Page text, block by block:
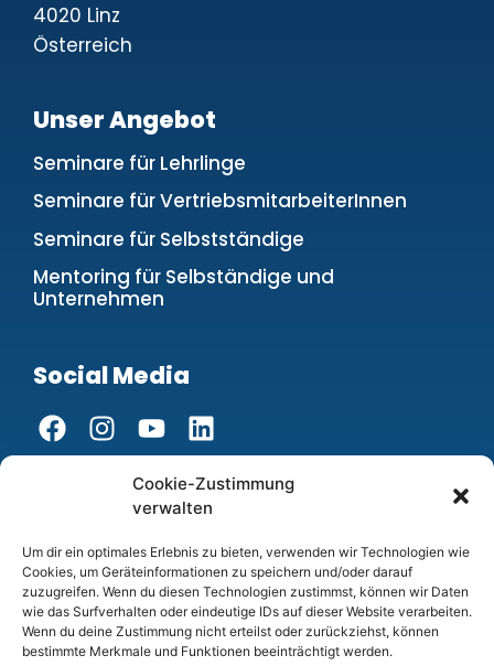
Cookie-Zustimmung
verwalten
Um dir ein optimales Erlebnis zu bieten, verwenden wir Technologien wie
Cookies, um Geräteinformationen zu speichern und/oder darauf
zuzugreifen. Wenn du diesen Technologien zustimmst, können wir Daten
wie das Surfverhalten oder eindeutige IDs auf dieser Website verarbeiten.
Wenn du deine Zustimmung nicht erteilst oder zurückziehst, können
bestimmte Merkmale und Funktionen beeinträchtigt werden.
Über uns
Wir bilden Lehrlinge aus!
Zertifizierte Bildungseinrichtung
Rechtliches
Unser Angebot
Seminare für Lehrlinge
Seminare für VertriebsmitarbeiterInnen
Seminare für Selbstständige
Mentoring für Selbständige und
Unternehmen
Social Media
4020 Linz
Österreich